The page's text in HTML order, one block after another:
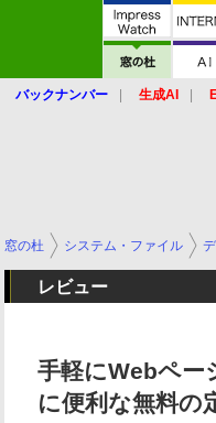
バックナンバー 生成AI
窓の杜 システム・ファイル
レビュー
手軽にWebペー
に便利な無料の